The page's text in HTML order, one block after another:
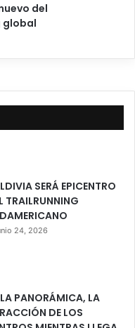
del
global
SERÁ EPICENTRO
TRAILRUNNING
24, 2026
PANORÁMICA, LA
DE LOS